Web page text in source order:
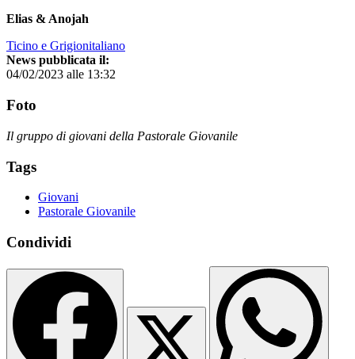
Elias & Anojah
Ticino e Grigionitaliano
News pubblicata il:
04/02/2023 alle 13:32
Foto
Il gruppo di giovani della Pastorale Giovanile
Tags
Giovani
Pastorale Giovanile
Condividi